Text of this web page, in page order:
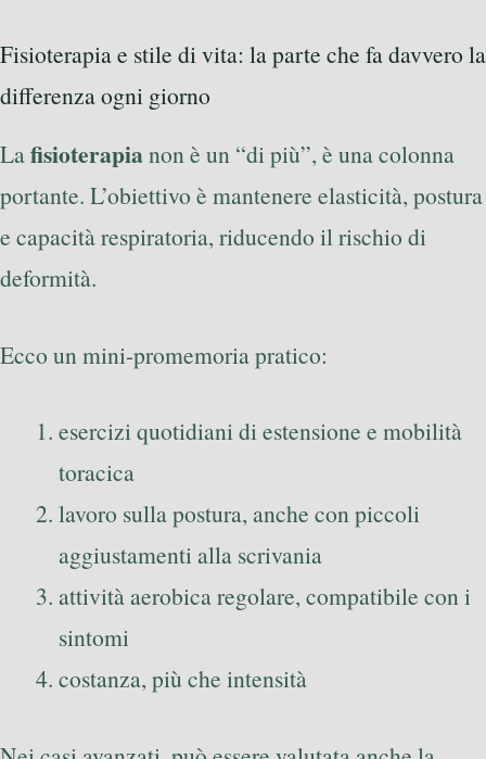
Fisioterapia e stile di vita: la parte che fa davvero la
differenza ogni giorno
Lafisioterapianon è un “di più”, è una colonna
portante. L’obiettivo è mantenere elasticità, postura
e capacità respiratoria, riducendo il rischio di
deformità.
Ecco un mini-promemoria pratico:
esercizi quotidiani di estensione e mobilità
toracica
lavoro sulla postura, anche con piccoli
aggiustamenti alla scrivania
attività aerobica regolare, compatibile con i
sintomi
costanza, più che intensità